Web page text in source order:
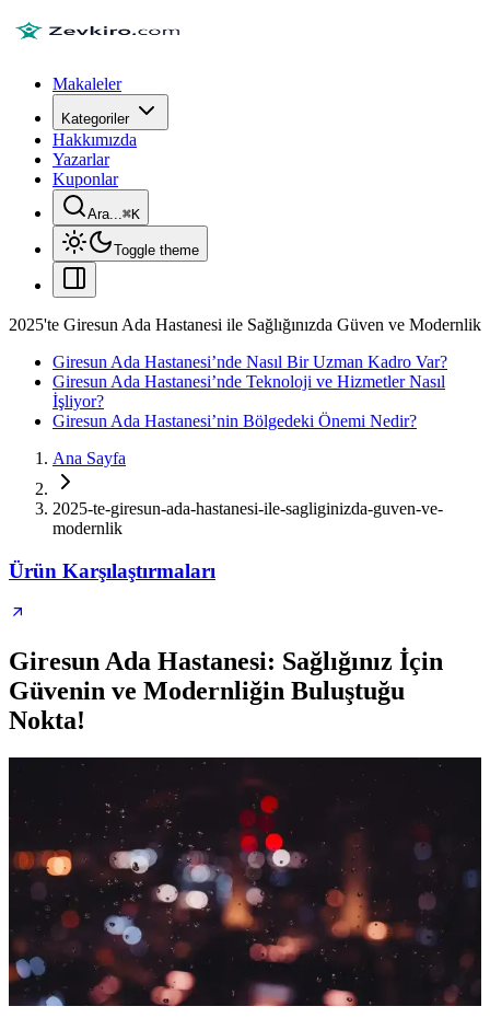
Makaleler
Kategoriler
Hakkımızda
Yazarlar
Kuponlar
Ara...⌘K
Toggle theme
2025'te Giresun Ada Hastanesi ile Sağlığınızda Güven ve Modernlik
Giresun Ada Hastanesi’nde Nasıl Bir Uzman Kadro Var?
Giresun Ada Hastanesi’nde Teknoloji ve Hizmetler Nasıl
İşliyor?
Giresun Ada Hastanesi’nin Bölgedeki Önemi Nedir?
Ana Sayfa
2025-te-giresun-ada-hastanesi-ile-sagliginizda-guven-ve-
modernlik
Ürün Karşılaştırmaları
Giresun Ada Hastanesi: Sağlığınız İçin
Güvenin ve Modernliğin Buluştuğu
Nokta!